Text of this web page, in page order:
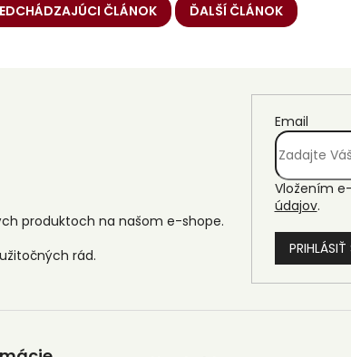
ČLÁNOK ĎALŠÍ ČLÁNOK
produktoch na našom e-shope.
Email
Vložením
údajov.
PRIHLÁSIŤ